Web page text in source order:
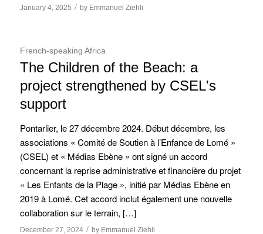
January 4, 2025 / by Emmanuel Ziehli
French-speaking Africa
The Children of the Beach: a
project strengthened by CSEL's
support
Pontarlier, le 27 décembre 2024. Début décembre, les
associations « Comité de Soutien à l’Enfance de Lomé »
(CSEL) et « Médias Ebène » ont signé un accord
concernant la reprise administrative et financière du projet
« Les Enfants de la Plage », initié par Médias Ebène en
2019 à Lomé. Cet accord inclut également une nouvelle
collaboration sur le terrain, […]
December 27, 2024 / by Emmanuel Ziehli